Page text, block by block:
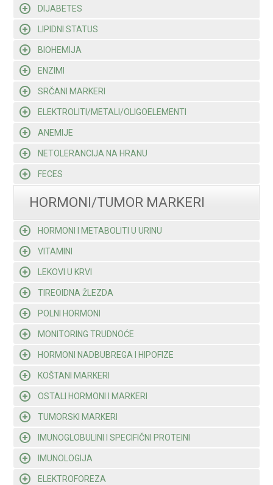
DIJABETES
LIPIDNI STATUS
BIOHEMIJA
ENZIMI
SRČANI MARKERI
ELEKTROLITI/METALI/OLIGOELEMENTI
ANEMIJE
NETOLERANCIJA NA HRANU
FECES
HORMONI/TUMOR MARKERI
HORMONI I METABOLITI U URINU
VITAMINI
LEKOVI U KRVI
TIREOIDNA ŽLEZDA
POLNI HORMONI
MONITORING TRUDNOĆE
HORMONI NADBUBREGA I HIPOFIZE
KOŠTANI MARKERI
OSTALI HORMONI I MARKERI
TUMORSKI MARKERI
IMUNOGLOBULINI I SPECIFIČNI PROTEINI
IMUNOLOGIJA
ELEKTROFOREZA